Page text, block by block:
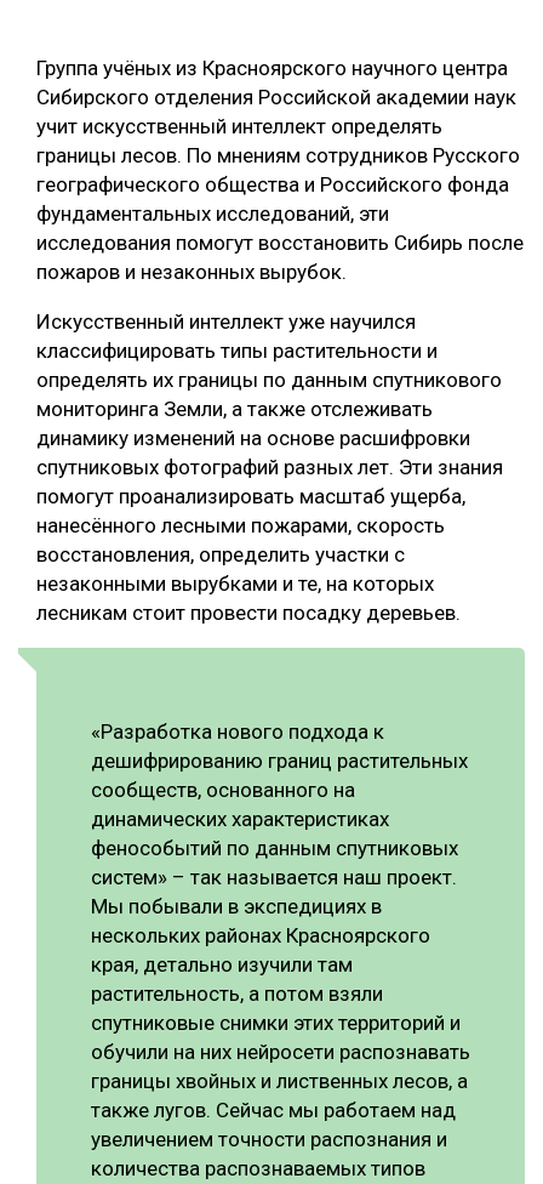
ЦИФРОВАЯ СРЕДА
БИОЭНЕРГЕТИКА
ЛЕСОВОССТАНОВЛЕНИЕ И ЗАЩИТА
ЛОГИСТИКА
ПРОИЗВОДСТВО ДРЕВЕСНЫХ ПЛИТ
КОМПЛЕКСНАЯ ПЕРЕРАБОТКА
ЛЕСОПИЛЕНИЕ
ДЕРЕВЯННОЕ ДОМОСТРОЕНИЕ
БЕЗОПАСНОЕ ПРОИЗВОДСТВО
СОРТИРОВКА ДРЕВЕСИНЫ
СУШКА ДРЕВЕСИНЫ
МЕБЕЛЬНОЕ ПРОИЗВОДСТВО
РУБРИКИ
ТЕМАТИЧЕСКИЕ ПРОЕКТЫ
Группа учёных из Красноярского научного центра
Сибирского отделения Российской академии наук
учит искусственный интеллект определять
границы лесов. По мнениям сотрудников Русского
географического общества и Российского фонда
фундаментальных исследований, эти
исследования помогут восстановить Сибирь после
пожаров и незаконных вырубок.
Искусственный интеллект уже научился
классифицировать типы растительности и
определять их границы по данным спутникового
мониторинга Земли, а также отслеживать
динамику изменений на основе расшифровки
спутниковых фотографий разных лет. Эти знания
помогут проанализировать масштаб ущерба,
нанесённого лесными пожарами, скорость
восстановления, определить участки с
незаконными вырубками и те, на которых
лесникам стоит провести посадку деревьев.
«Разработка нового подхода к
дешифрированию границ растительных
сообществ, основанного на
динамических характеристиках
фенособытий по данным спутниковых
систем» – так называется наш проект.
Мы побывали в экспедициях в
нескольких районах Красноярского
края, детально изучили там
растительность, а потом взяли
спутниковые снимки этих территорий и
обучили на них нейросети распознавать
границы хвойных и лиственных лесов, а
также лугов. Сейчас мы работаем над
увеличением точности распознания и
количества распознаваемых типов